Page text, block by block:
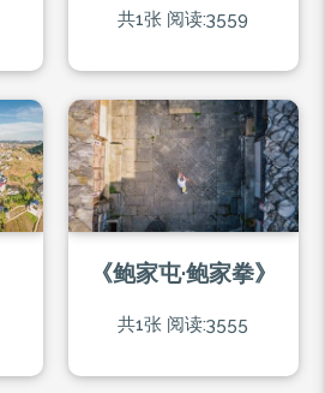
共1张 阅读:3559
《鲍家屯·鲍家拳》
共1张 阅读:3555